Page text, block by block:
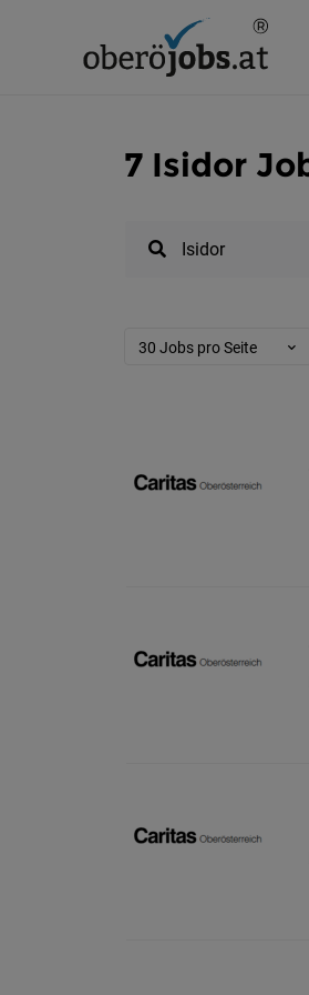
7 Isidor
30 Jobs pro Seite